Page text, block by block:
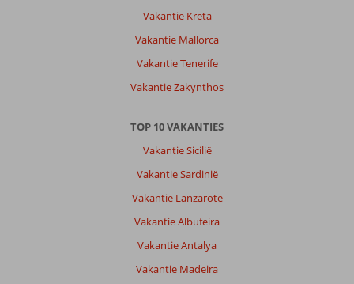
Vakantie Kreta
Vakantie Mallorca
Vakantie Tenerife
Vakantie Zakynthos
TOP 10 VAKANTIES
Vakantie Sicilië
Vakantie Sardinië
Vakantie Lanzarote
Vakantie Albufeira
Vakantie Antalya
Vakantie Madeira